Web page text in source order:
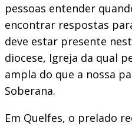
pessoas entender
encontrar respostas
deve estar presente
diocese, Igreja da qual
ampla do que a nossa
Soberana.
Em Quelfes, o prelado